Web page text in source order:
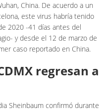
China. De acuerdo a un
este virus habría tenido
2020 -41 días antes del
y desde el 12 de marzo de
caso reportado en China.
regresan a
Sheinbaum confirmó durante